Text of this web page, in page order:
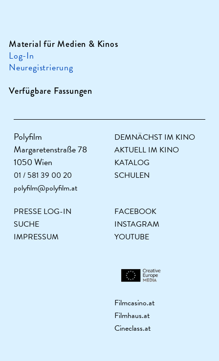
Material für Medien & Kinos
Log-In
Neuregistrierung
Verfügbare Fassungen
Polyfilm
Margaretenstraße 78
1050 Wien
01 / 581 39 00 20
polyfilm@polyfilm.at
DEMNÄCHST IM KINO
AKTUELL IM KINO
KATALOG
SCHULEN
PRESSE LOG-IN
SUCHE
IMPRESSUM
FACEBOOK
INSTAGRAM
YOUTUBE
Filmcasino.at
Filmhaus.at
Cineclass.at